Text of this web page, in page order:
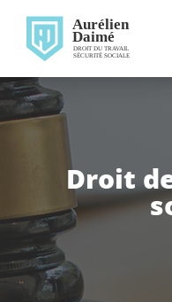
Droit